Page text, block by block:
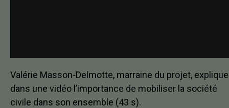
Valérie Masson-Delmotte, marraine du projet, explique
dans une vidéo l’importance de mobiliser la société
civile dans son ensemble (43 s).